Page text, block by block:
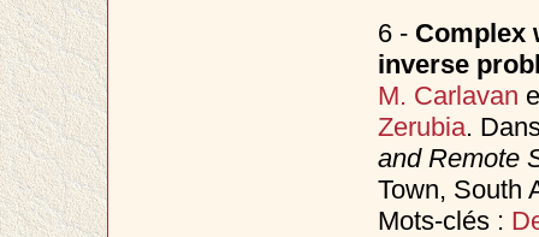
6 - Complex
inverse
M. Carlavan
Zerubia.
and Remote
Town, South
Mots-clés :